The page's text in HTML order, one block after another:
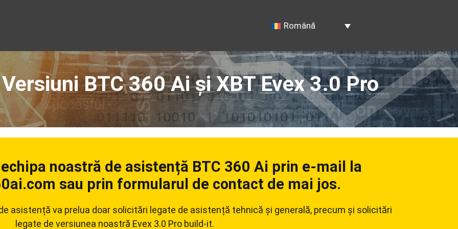
Română
BTC 360 Ai și XBT Evex 3.0 Pro
noastră de asistență BTC 360 Ai prin e-mail la
sau prin formularul de contact de mai jos.
asistență va prelua doar solicitări legate de asistență tehnică și generală, precum și solicitări
legate de versiunea noastră Evex 3.0 Pro build-it.